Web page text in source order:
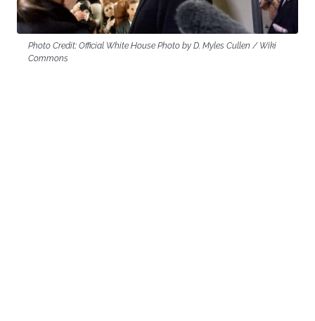
Photo Credit: Official White House Photo by D. Myles Cullen / Wiki
Commons